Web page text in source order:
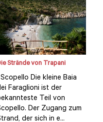
Strände von Trapani
Scopello Die kleine Baia
Faraglioni ist der
Teil von
Der Zugang zum
der sich in e...